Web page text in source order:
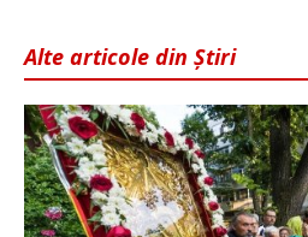
Alte articole din Știri